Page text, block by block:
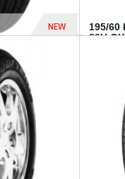
NEW
955 Dhs
195/60
88H